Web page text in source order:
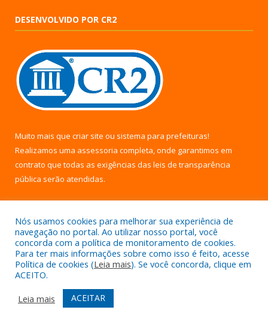
DESENVOLVIDO POR CR2
Muito mais que criar site ou sistema para prefeituras!
Realizamos uma assessoria completa, onde garantimos em
contrato que todas as exigências das leis de transparência
pública serão atendidas.
Todos os direitos reservados a Câmara Municipal de Uruará.
Mapa do Site
Acessar Área Administrativa
Acessar Webmail
Nós usamos cookies para melhorar sua experiência de
navegação no portal. Ao utilizar nosso portal, você
concorda com a política de monitoramento de cookies.
Para ter mais informações sobre como isso é feito, acesse
Política de cookies (Leia mais). Se você concorda, clique em
ACEITO.
Leia mais
ACEITAR